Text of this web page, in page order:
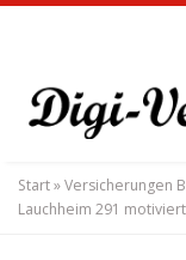
main
content
Start»Versicherungen
Lauchheim 291